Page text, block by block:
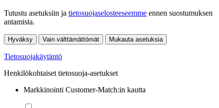
Tutustu asetuksiin ja tietosuojaselosteeseemme ennen suostumuksen
antamista.
Hyväksy Vain välttämättömät Mukauta asetuksia
Tietosuojakäytäntö
Henkilökohtaiset tietosuoja-asetukset
Markkinointi Customer-Match:in kautta